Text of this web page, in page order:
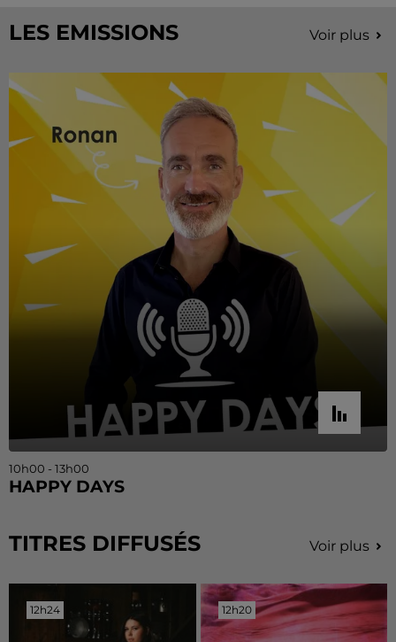
LES EMISSIONS Voir plus
10h00 - 13h00
HAPPY DAYS
TITRES DIFFUSÉS Voir plus
12h24
12h24 12h20
12h20